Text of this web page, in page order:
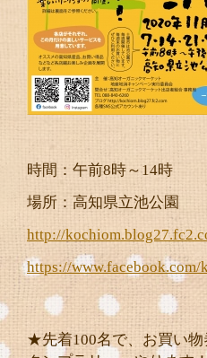
時間：午前8時～14時
場所：高知県立池公園
http://
https://
★先着100名で、お買い